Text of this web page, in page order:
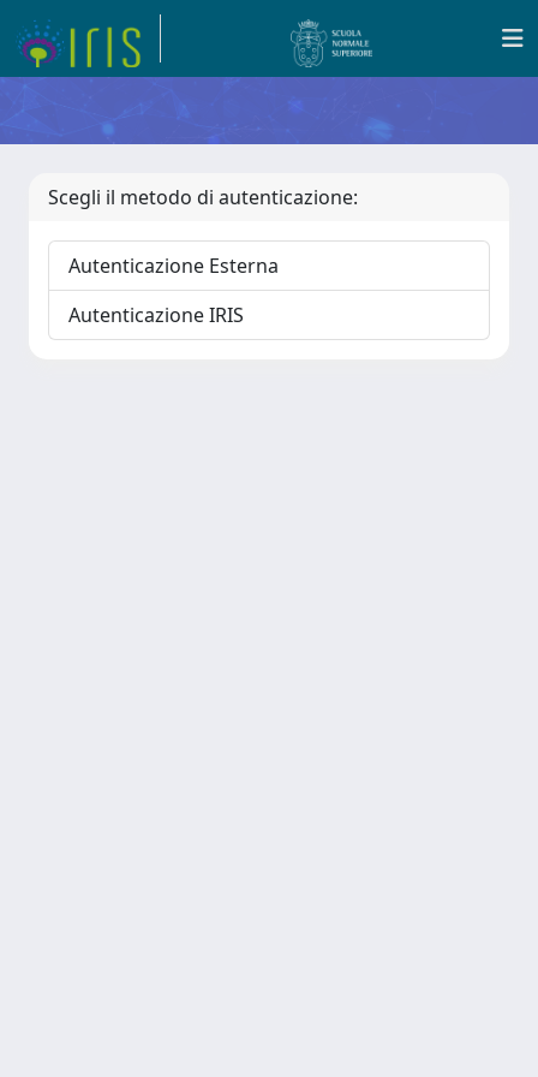
Scegli il metodo di autenticazione:
Autenticazione Esterna
Autenticazione IRIS